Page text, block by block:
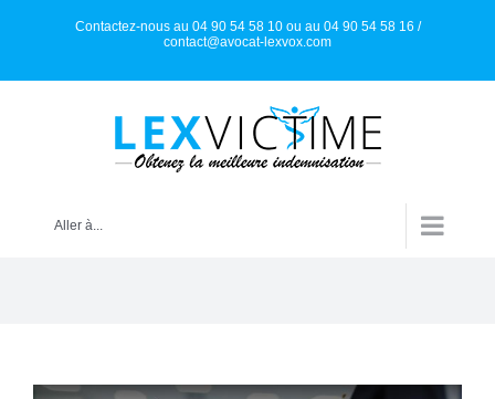
Contactez-nous au 04 90 54 58 10 ou au 04 90 54 58 16 /
contact@avocat-lexvox.com
Aller à...